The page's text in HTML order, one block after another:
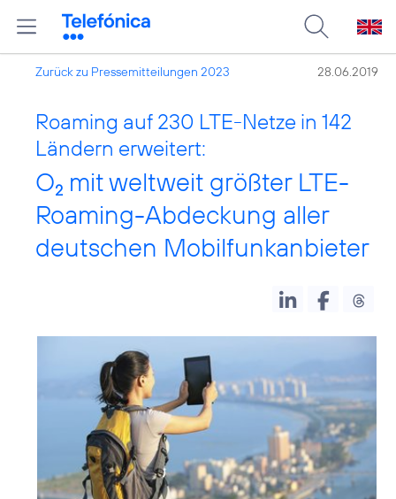
Zurück zu Pressemitteilungen 2023 28.06.2019
Roaming auf 230 LTE-Netze in 142
Ländern erweitert:
O2 mit weltweit größter LTE-
Roaming-Abdeckung aller
deutschen Mobilfunkanbieter